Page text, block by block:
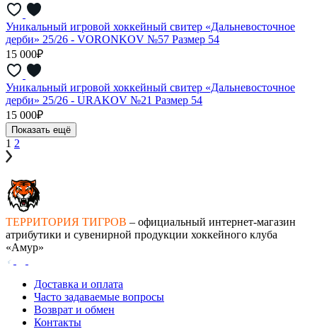
Уникальный игровой хоккейный свитер «Дальневосточное
дерби» 25/26 - VORONKOV №57 Размер 54
15 000₽
Уникальный игровой хоккейный свитер «Дальневосточное
дерби» 25/26 - URAKOV №21 Размер 54
15 000₽
Показать ещё
1 2
ТЕРРИТОРИЯ ТИГРОВ – официальный интернет-магазин
атрибутики и сувенирной продукции хоккейного клуба
«Амур»
Доставка и оплата
Часто задаваемые вопросы
Возврат и обмен
Контакты